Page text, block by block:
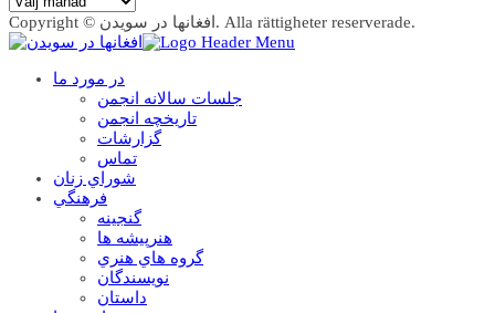
Copyright © افغانها در سویدن. Alla rättigheter reserverade.
در مورد ما
جلسات سالانه انجمن
تاریخچه انجمن
گزارشات
تماس
شوراي زنان
فرهنگي
گنجينه
هنرپيشه ها
گروه هاي هنري
نويسندگان
داستان